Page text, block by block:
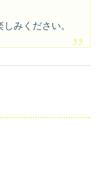
みください。